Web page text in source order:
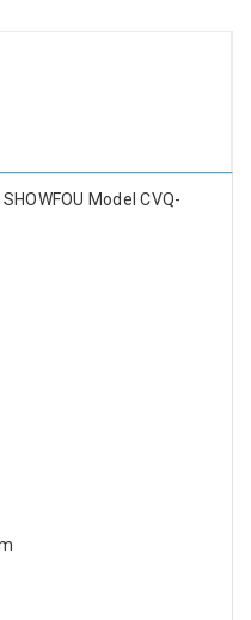
Model CVQ-